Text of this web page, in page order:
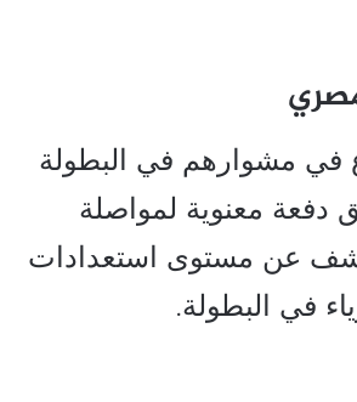
في مشوارهم في البطولة
دفعة معنوية لمواصلة
عن مستوى استعدادات
في البطولة.